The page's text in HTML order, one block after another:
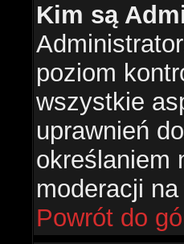
Kim są
poziom
wszystkie
uprawnień
określaniem
moderacji
Powrót do